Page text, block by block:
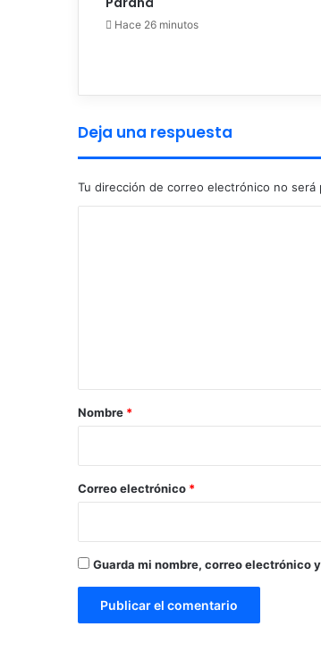
Hace 26 minutos
Deja una respuesta
Tu dirección de correo electrónico no será
r
*
Nombre *
Correo electrónico *
Guarda mi nombre, correo electrónico